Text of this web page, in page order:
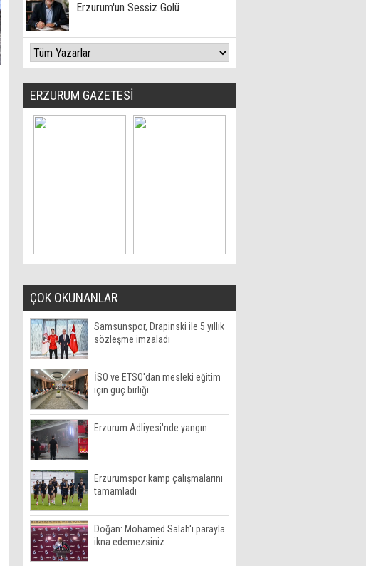
Erzurum'un Sessiz Golü
ERZURUM GAZETESİ
ÇOK OKUNANLAR
Samsunspor, Drapinski ile 5 yıllık
sözleşme imzaladı
İSO ve ETSO'dan mesleki eğitim
için güç birliği
Erzurum Adliyesi'nde yangın
Erzurumspor kamp çalışmalarını
tamamladı
Doğan: Mohamed Salah'ı parayla
ikna edemezsiniz